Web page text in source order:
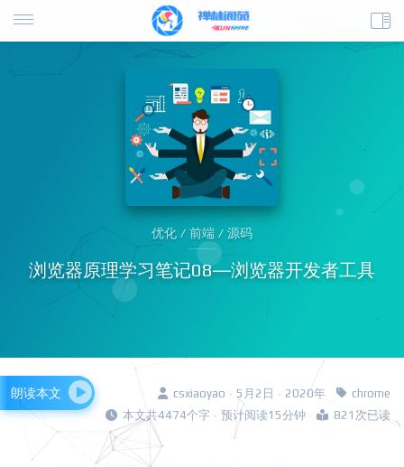
优化 / 前端 / 源码
浏览器原理学习笔记08—浏览器开发者工具
csxiaoyao · 5月2日 · 2020年
chrome
本文共4474个字 · 预计阅读15分钟
821次已读
朗读本文